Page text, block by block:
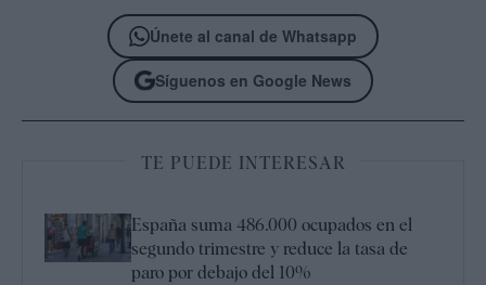
Únete al canal de Whatsapp
Síguenos en Google News
TE PUEDE INTERESAR
España suma 486.000 ocupados en el
segundo trimestre y reduce la tasa de
paro por debajo del 10%